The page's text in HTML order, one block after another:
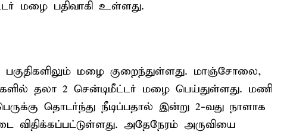
மழை பதிவாகி உள்ளது.
மழை குறைந்துள்ளது. மாஞ்சோலை,
களில் தலா 2 சென்டிமீட்டர் மழை பெய்துள்ளது. மணி
தொடர்ந்து நீடிப்பதால் இன்று 2-வது நாளாக
விதிக்கப்பட்டுள்ளது. அதேநேரம் அருவியை